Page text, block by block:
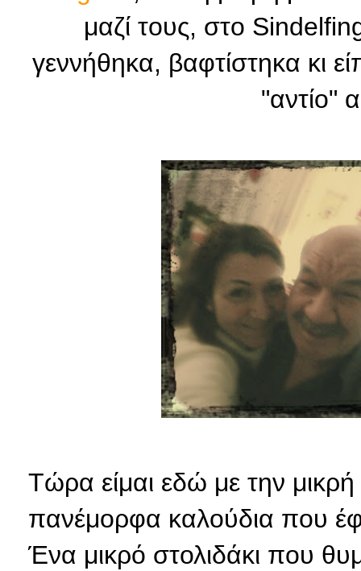
μαζί τους, στο
γεννήθηκα, βαφτίστηκα κι
"αντίο"
Τώρα είμαι εδώ με την μικρή
πανέμορφα καλούδια που
Ένα μικρό στολιδάκι που